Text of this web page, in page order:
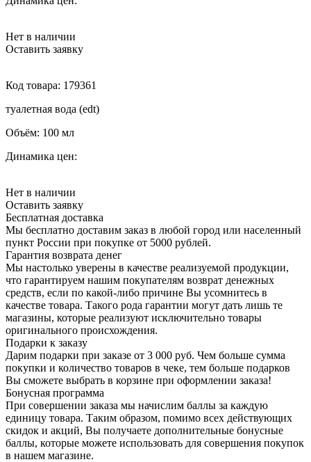
Нет в наличии
Оставить заявку
Код товара: 179361
туалетная вода (edt)
Объём: 100 мл
Динамика цен:
Нет в наличии
Оставить заявку
Бесплатная доставка
Мы бесплатно доставим заказ в любой город или населенный
пункт России при покупке от 5000 рублей.
Гарантия возврата денег
Мы настолько уверены в качестве реализуемой продукции,
что гарантируем нашим покупателям возврат денежных
средств, если по какой-либо причине Вы усомнитесь в
качестве товара. Такого рода гарантии могут дать лишь те
магазины, которые реализуют исключительно товары
оригинального происхождения.
Подарки к заказу
Дарим подарки при заказе от 3 000 руб. Чем больше сумма
покупки и количество товаров в чеке, тем больше подарков
Вы сможете выбрать в корзине при оформлении заказа!
Бонусная программа
При совершении заказа мы начислим баллы за каждую
единицу товара. Таким образом, помимо всех действующих
скидок и акций, Вы получаете дополнительные бонусные
баллы, которые можете использовать для совершения покупок
в нашем магазине.